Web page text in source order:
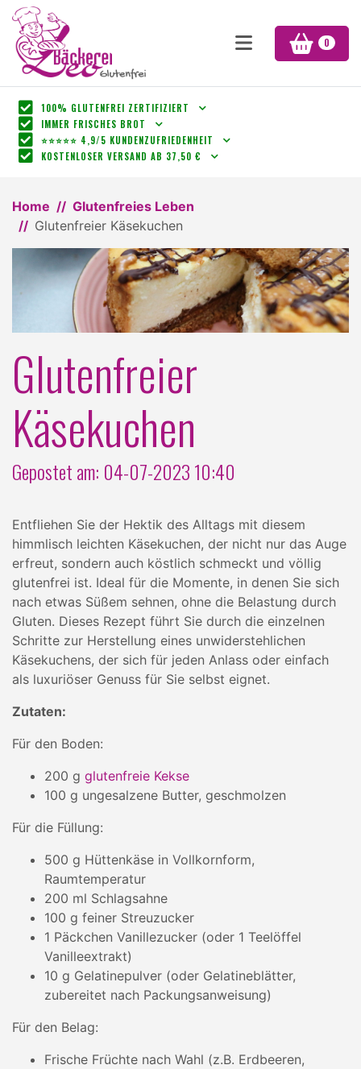
0
100% GLUTENFREI ZERTIFIZIERT
IMMER FRISCHES BROT
⭐⭐⭐⭐⭐ 4,9/5 KUNDENZUFRIEDENHEIT
KOSTENLOSER VERSAND AB 37,50 €
Home
Glutenfreies Leben
Glutenfreier Käsekuchen
Glutenfreier
Käsekuchen
Gepostet am: 04-07-2023 10:40
Entfliehen Sie der Hektik des Alltags mit diesem
himmlisch leichten Käsekuchen, der nicht nur das Auge
erfreut, sondern auch köstlich schmeckt und völlig
glutenfrei ist. Ideal für die Momente, in denen Sie sich
nach etwas Süßem sehnen, ohne die Belastung durch
Gluten. Dieses Rezept führt Sie durch die einzelnen
Schritte zur Herstellung eines unwiderstehlichen
Käsekuchens, der sich für jeden Anlass oder einfach
als luxuriöser Genuss für Sie selbst eignet.
Zutaten:
Für den Boden:
200 g glutenfreie Kekse
100 g ungesalzene Butter, geschmolzen
Für die Füllung:
500 g Hüttenkäse in Vollkornform,
Raumtemperatur
200 ml Schlagsahne
100 g feiner Streuzucker
1 Päckchen Vanillezucker (oder 1 Teelöffel
Vanilleextrakt)
10 g Gelatinepulver (oder Gelatineblätter,
zubereitet nach Packungsanweisung)
Für den Belag:
Frische Früchte nach Wahl (z.B. Erdbeeren,